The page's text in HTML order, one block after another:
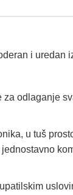
i uredan
odlaganje
u tuš